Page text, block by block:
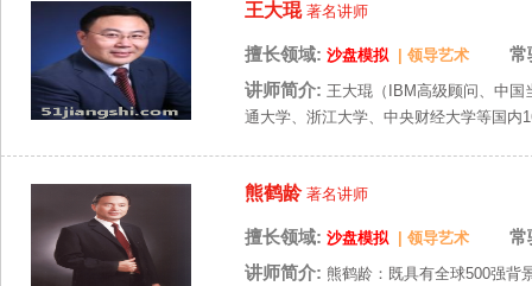
王大琨 著名讲师
擅长领域: 沙盘模拟 领导艺术
常
讲师简介: 王大琨（IBM高级顾问、中国
通大学、浙江大学、中央财经大学等国
熊鹤龄 著名讲师
擅长领域: 沙盘模拟 领导艺术
常
讲师简介: 熊鹤龄：既具有全球500强